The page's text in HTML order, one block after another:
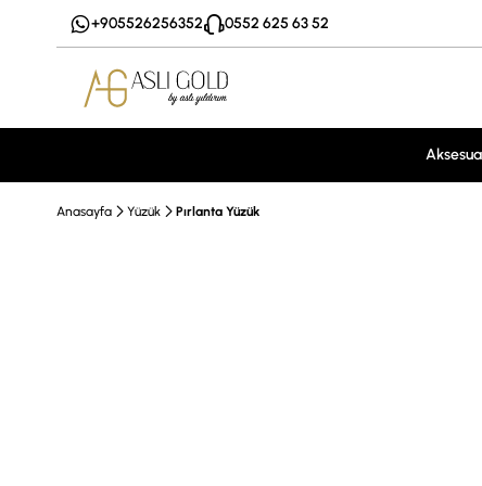
+905526256352 0552 625 63 52
Anasayfa Yüzük Pırlanta Yüzük